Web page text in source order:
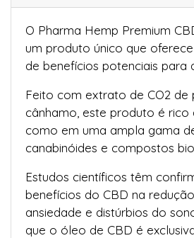
O Pharma Hemp Premium
um produto único que
de benefícios potenciais para
Feito com extrato de CO2 de
cânhamo, este produto é rico
como em uma ampla gama
canabinóides e compostos
Estudos científicos têm
benefícios do CBD na
ansiedade e distúrbios do
que o óleo de CBD é